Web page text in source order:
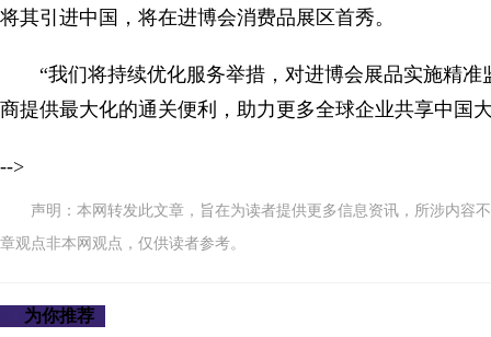
将其引进中国，将在进博会消费品展区首秀。
“我们将持续优化服务举措，对进博会展品实施精
商提供最大化的通关便利，助力更多全球企业共享中国
-->
声明：本网转发此文章，旨在为读者提供更多信息资讯，所涉内容
章观点非本网观点，仅供读者参考。
为你推荐